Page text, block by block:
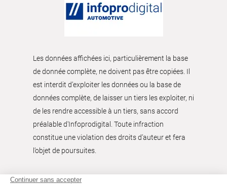
Les données affichées ici, particulièrement la base
de donnée complète, ne doivent pas être copiées. Il
est interdit d’exploiter les données ou la base de
données complète, de laisser un tiers les exploiter, ni
de les rendre accessible à un tiers, sans accord
préalable d'Infoprodigital. Toute infraction
constitue une violation des droits d’auteur et fera
l’objet de poursuites.